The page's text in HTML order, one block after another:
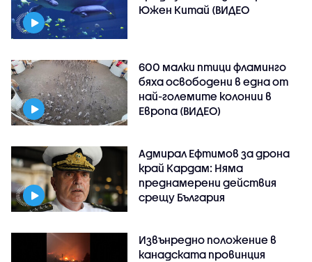
Южен Китай (ВИДЕО
600 малки птици фламинго
бяха освободени в една от
най-големите колонии в
Европа (ВИДЕО)
Адмирал Ефтимов за дрона
край Кардам: Няма
преднамерени действия
срещу България
Извънредно положение в
канадската провинция